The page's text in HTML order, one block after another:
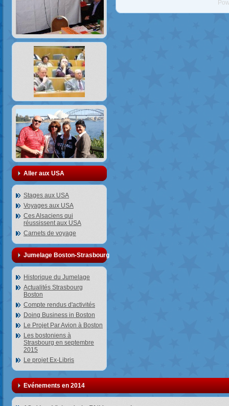
Aller aux USA
Stages aux USA
Voyages aux USA
Ces Alsaciens qui
réussissent aux USA
Carnets de voyage
Jumelage Boston-Strasbourg
Historique du Jumelage
Actualités Strasbourg
Boston
Compte rendus d'activités
Doing Business in Boston
Le Projet Par Avion à Boston
Les bostoniens à
Strasbourg en septembre
2015
Le projet Ex-Libris
Evénements en 2014